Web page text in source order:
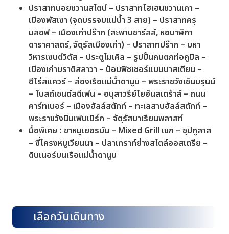
ปราสาทนอยชวานสไตน์ – ปราสาทโฮเฮนชวานเกา –
เมืองพัสเซา (จุดบรรจบแม่น้ำ 3 สาย) – ปราสาทครุ
มลอฟ – เมืองเก่าปร๊าก (สะพานชาร์ลส์, หอนาฬิกา
ดาราศาสตร์, จัตุรัสเมืองเก่า) – ปราสาทปร๊าก – มหา
วิหารเซนต์วิตัส – ประตูไมเคิล – รูปปั้นคนตกท่อคูมิล –
เมืองเก่าบราติสลาวา – ป้อมฟิชเชอร์แมนบาสเตียน –
ฮีโร่สแควร์ – ล่องเรือแม่น้ำดานูบ – พระราชวังเชินบรุนน์
– โบสถ์เซนต์สตีเฟน – อนุสาวรีย์โยฮันสเตร้าส์ – ถนน
คาร์ทเนอร์ – เมืองฮัลล์สตัทท์ – ทะเลสาบฮัลล์สตัทท์ –
พระราชวังนิมเฟนเบิร์ก – จัตุรัสมาเรียนพลาสท์
มื้อพิเศษ : ขาหมูเยอรมัน – Mixed Grill เชก – ซุปกูลาส
– ซี่โครงหมูเวียนนา – ปลาเทราท์ย่างสไตล์ออสเตรีย –
ดินเนอร์บนเรือแม่น้ำดานูบ
เลือกวันเดินทาง